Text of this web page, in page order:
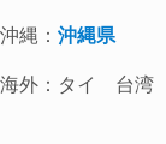
沖縄：沖縄県
海外：タイ 台湾